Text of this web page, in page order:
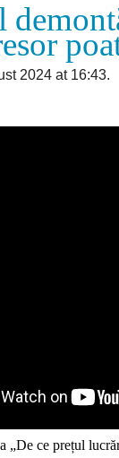
2024 at 16:43.
„De ce prețul